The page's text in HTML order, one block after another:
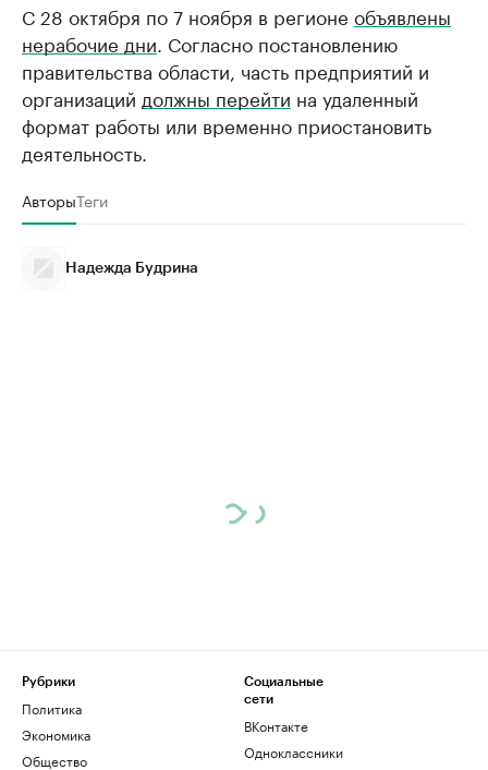
С 28 октября по 7 ноября в регионе объявлены
нерабочие дни . Согласно постановлению
правительства области, часть предприятий и
организаций должны перейти на удаленный
формат работы или временно приостановить
деятельность.
АвторыТеги
Надежда Будрина
Рубрики
Политика
Экономика
Общество
Социальные
сети
ВКонтакте
Одноклассники